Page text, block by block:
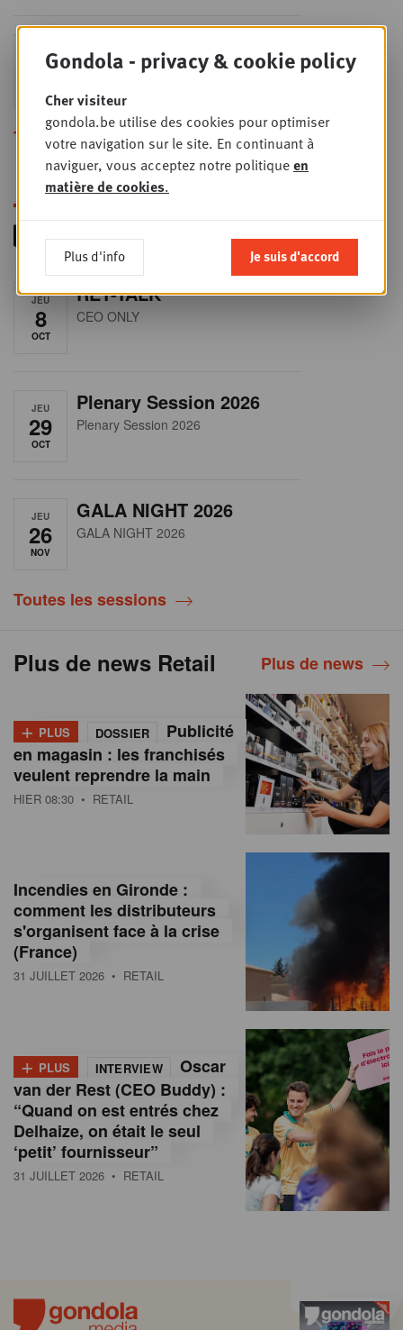
JEU
24
Sales & nego Summit
2026
Sales & Nego summit 2026
Toutes les formations
JEU
8
OCT
RET-TALK
CEO ONLY
JEU
29
OCT
Plenary Session 2026
Plenary Session 2026
JEU
26
NOV
GALA NIGHT 2026
GALA NIGHT 2026
Toutes les sessions
Plus de news Retail Plus de news
+ PLUS DOSSIER
Publicité
en magasin : les franchisés
veulent reprendre la main
HIER 08:30 • RETAIL
Incendies en Gironde :
comment les distributeurs
s'organisent face à la crise
(France)
31 JUILLET 2026 • RETAIL
+ PLUS INTERVIEW
Oscar
van der Rest (CEO Buddy) :
“Quand on est entrés chez
Delhaize, on était le seul
‘petit’ fournisseur”
31 JUILLET 2026 • RETAIL
Gondola - privacy & cookie policy
Cher visiteur
gondola.be utilise des cookies pour optimiser
votre navigation sur le site. En continuant à
naviguer, vous acceptez notre politiqueen
matière de cookies.
Plus d'info Je suis d'accord